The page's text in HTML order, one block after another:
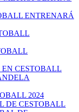
ENTRENARÁ
EN CESTOBALL
2024
DE CESTOBALL